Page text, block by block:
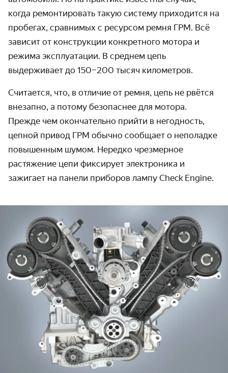
когда ремонтировать такую систему приходится на
пробегах, сравнимых с ресурсом ремня ГРМ. Всё
зависит от конструкции конкретного мотора и
режима эксплуатации. В среднем цепь
выдерживает до 150–200 тысяч километров.
Считается, что, в отличие от ремня, цепь не рвётся
внезапно, а потому безопаснее для мотора.
Прежде чем окончательно прийти в негодность,
цепной привод ГРМ обычно сообщает о неполадке
повышенным шумом. Нередко чрезмерное
растяжение цепи фиксирует электроника и
зажигает на панели приборов лампу Сheck Еngine.